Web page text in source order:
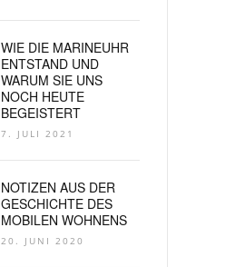
WIE DIE MARINEUHR
ENTSTAND UND
WARUM SIE UNS
NOCH HEUTE
BEGEISTERT
7. JULI 2021
NOTIZEN AUS DER
GESCHICHTE DES
MOBILEN WOHNENS
20. JUNI 2020